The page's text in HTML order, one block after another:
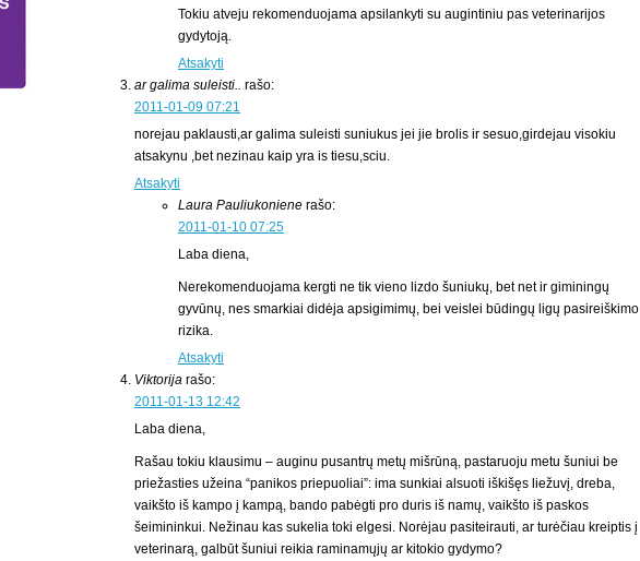
Tokiu atveju rekomenduojama apsilankyti su augintiniu pas veterinarijos
gydytoją.
Atsakyti
ar galima suleisti.. rašo:
2011-01-09 07:21
norejau paklausti,ar galima suleisti suniukus jei jie brolis ir sesuo,girdejau visokiu
atsakynu ,bet nezinau kaip yra is tiesu,sciu.
Atsakyti
Laura Pauliukoniene rašo:
2011-01-10 07:25
Laba diena,
Nerekomenduojama kergti ne tik vieno lizdo šuniukų, bet net ir giminingų
gyvūnų, nes smarkiai didėja apsigimimų, bei veislei būdingų ligų pasireiškimo
rizika.
Atsakyti
Viktorija rašo:
2011-01-13 12:42
Laba diena,
Rašau tokiu klausimu – auginu pusantrų metų mišrūną, pastaruoju metu šuniui be
priežasties užeina “panikos priepuoliai”: ima sunkiai alsuoti iškišęs liežuvį, dreba,
vaikšto iš kampo į kampą, bando pabėgti pro duris iš namų, vaikšto iš paskos
šeimininkui. Nežinau kas sukelia toki elgesi. Norėjau pasiteirauti, ar turėčiau kreiptis į
veterinarą, galbūt šuniui reikia raminamųjų ar kitokio gydymo?